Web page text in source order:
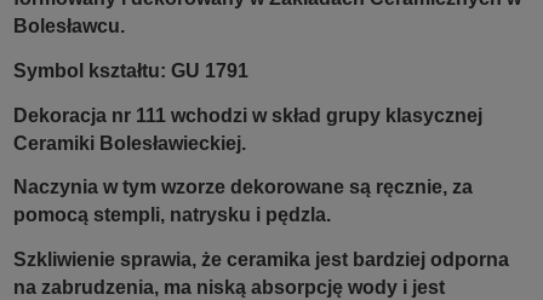
Bolesławcu.
Symbol kształtu: GU 1791
Dekoracja nr 111 wchodzi w skład grupy klasycznej
Ceramiki Bolesławieckiej.
Naczynia w tym wzorze dekorowane są ręcznie, za
pomocą stempli, natrysku i pędzla.
Szkliwienie sprawia, że ceramika jest bardziej odporna
na zabrudzenia, ma niską absorpcję wody i jest